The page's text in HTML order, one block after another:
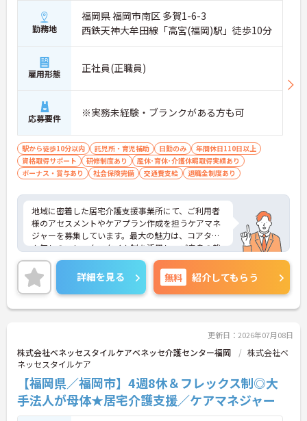
勤務地
福岡県 福岡市南区 多賀1-6-3
西鉄天神大牟田線「高宮(福岡)駅」徒歩10分
雇用形態 正社員(正職員)
応募要件 ※実務未経験・ブランクがある方も可
駅から徒歩10分以内 託児所・育児補助 日勤のみ
年間休日110日以上
資格取得サポート
研修制度あり
産休･育休･介護休暇取得実績あり
ボーナス・賞与あり
社会保険完備 交通費支給 退職金制度あり
地域に密着した居宅介護支援事業所にて、ご利用者
様のアセスメントやケアプラン作成を担うケアマネ
ジャーを募集しています。最大の魅力は、コアタイ
ム無しのフレックスタイム制を活用し、ご自身の裁
量でスケジュールを管理できる点です。ご自宅から
の直行訪問などを交えることで、日々の業務負担を
軽減しながら柔軟に働くことができます。また、未
就学児への保育手当や共済会による医療費・市販薬
の補助など、大手グループならではの手厚い福利厚
支援専門員へのステップアップを目指せる資格取得
支援制度も整っています。育児・介護向けの時短勤
務制度や75歳までの再雇用制度も完備されており、
ライフステージの変化に合わせた無理のない働き方
で、長期的に専門性を磨いていける環境です。
★おすすめPOINT★
詳細を見る 無料 紹介してもらう
更新日：2026年07月08日
株式会社ベネッセスタイルケアベネッセ介護センター福岡
株式会社ベ
ネッセスタイルケア
【福岡県／福岡市】4週8休＆フレックス制◎大
手法人が母体★居宅介護支援／ケアマネジャー